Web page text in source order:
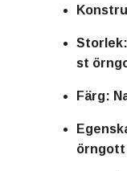
Storlek:
st
Färg:
örngott